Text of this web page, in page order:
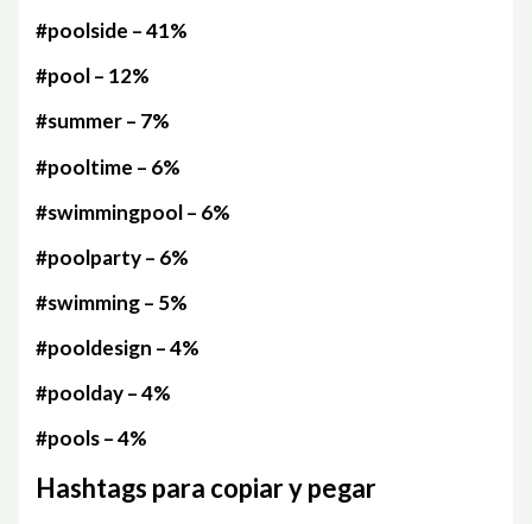
#poolside – 41%
#pool – 12%
#summer – 7%
#pooltime – 6%
#swimmingpool – 6%
#poolparty – 6%
#swimming – 5%
#pooldesign – 4%
#poolday – 4%
#pools – 4%
Hashtags para copiar y pegar